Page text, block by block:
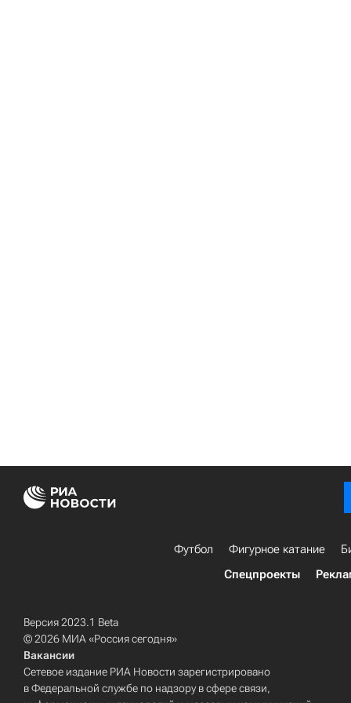
Футбол Фигурное катание
Спецпроекты
Версия 2023.1 Beta
© 2026 МИА «Россия сегодня»
Вакансии
Сетевое издание РИА Новости зарегистрировано
в Федеральной службе по надзору в сфере связи,